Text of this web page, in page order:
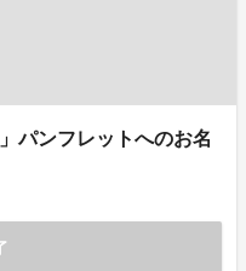
パンフレットへのお名